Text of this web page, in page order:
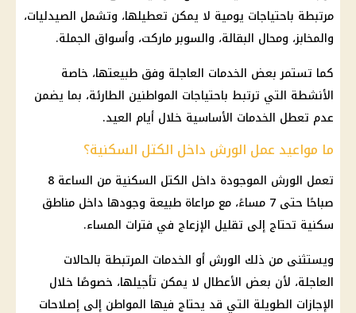
مرتبطة باحتياجات يومية لا يمكن تعطيلها، وتشمل الصيدليات،
والمخابز، ومحال البقالة، والسوبر ماركت، وأسواق الجملة.
كما تستمر بعض الخدمات العاجلة وفق طبيعتها، خاصة
الأنشطة التي ترتبط باحتياجات المواطنين الطارئة، بما يضمن
عدم تعطل الخدمات الأساسية خلال أيام العيد.
ما مواعيد عمل الورش داخل الكتل السكنية؟
تعمل الورش الموجودة داخل الكتل السكنية من الساعة 8
صباحًا حتى 7 مساءً، مع مراعاة طبيعة وجودها داخل مناطق
سكنية تحتاج إلى تقليل الإزعاج في فترات المساء.
ويستثنى من ذلك الورش أو الخدمات المرتبطة بالحالات
العاجلة، لأن بعض الأعطال لا يمكن تأجيلها، خصوصًا خلال
الإجازات الطويلة التي قد يحتاج فيها المواطن إلى إصلاحات